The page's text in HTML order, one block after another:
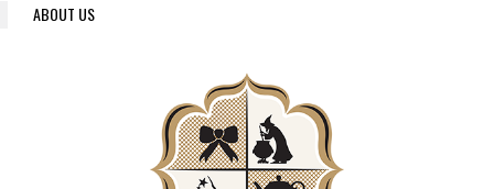
ABOUT US